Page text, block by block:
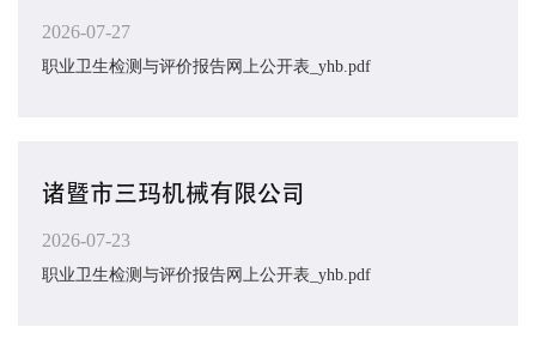
2026-07-27
职业卫生检测与评价报告网上公开表_yhb.pdf
诸暨市三玛机械有限公司
2026-07-23
职业卫生检测与评价报告网上公开表_yhb.pdf